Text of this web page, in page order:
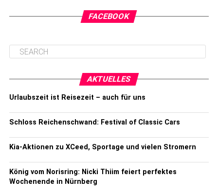
FACEBOOK
AKTUELLES
Urlaubszeit ist Reisezeit – auch für uns
Schloss Reichenschwand: Festival of Classic Cars
Kia-Aktionen zu XCeed, Sportage und vielen Stromern
König vom Norisring: Nicki Thiim feiert perfektes
Wochenende in Nürnberg